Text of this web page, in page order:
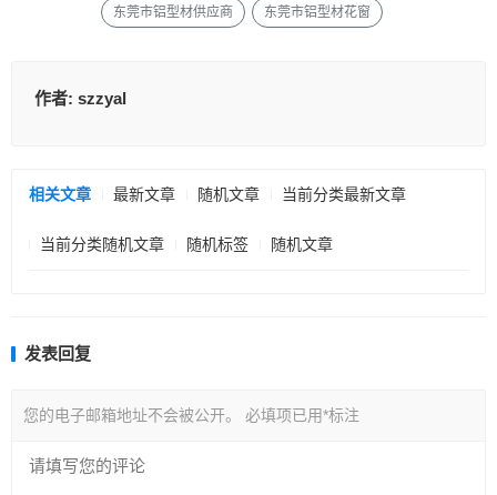
东莞市铝型材供应商 东莞市铝型材花窗
作者: szzyal
相关文章 最新文章 随机文章 当前分类最新文章
当前分类随机文章 随机标签 随机文章
发表回复
您的电子邮箱地址不会被公开。 必填项已用*标注